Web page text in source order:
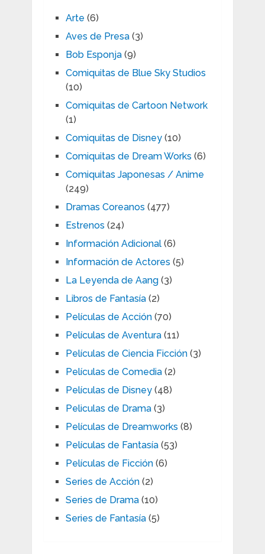
Arte (6)
Aves de Presa(3)
Bob Esponja(9)
Comiquitas de Blue Sky Studios
(10)
Comiquitas de Cartoon Network
(1)
Comiquitas de Disney(10)
Comiquitas de Dream Works (6)
Comiquitas Japonesas / Anime
(249)
Dramas Coreanos (477)
Estrenos (24)
Información Adicional(6)
Información de Actores (5)
La Leyenda de Aang(3)
Libros de Fantasía(2)
Películas de Acción(70)
Películas de Aventura(11)
Películas de Ciencia Ficción(3)
Películas de Comedia(2)
Películas de Disney(48)
Peliculas de Drama(3)
Películas de Dreamworks (8)
Películas de Fantasía(53)
Películas de Ficción(6)
Series de Acción(2)
Series de Drama(10)
Series de Fantasía(5)